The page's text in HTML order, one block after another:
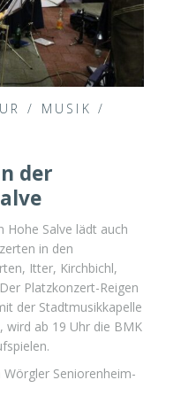
/ MUSIK /
der
Hohe Salve lädt auch
in den
Itter, Kirchbichl,
Platzkonzert-Reigen
der Stadtmusikkapelle
wird ab 19 Uhr die BMK
Seniorenheim-